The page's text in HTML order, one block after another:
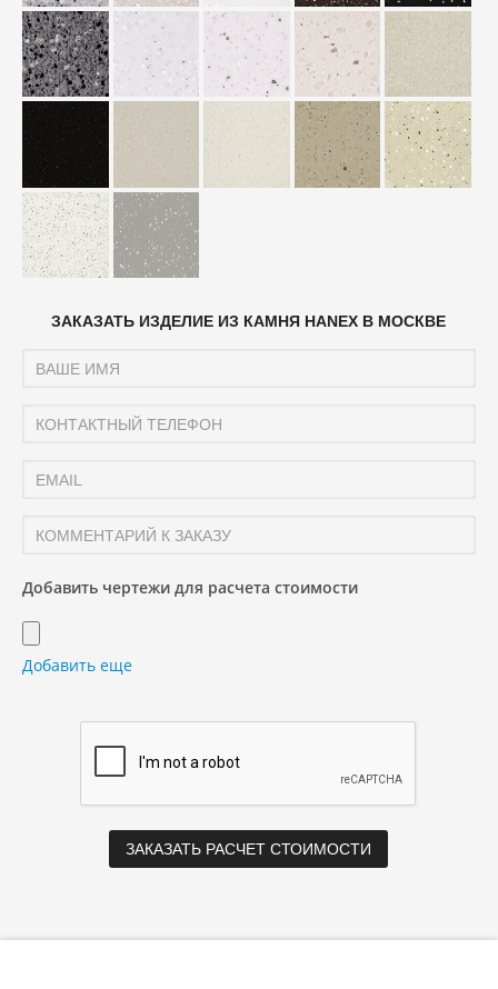
ЗАКАЗАТЬ ИЗДЕЛИЕ ИЗ КАМНЯ HANEX В МОСКВЕ
Добавить чертежи для расчета стоимости
Добавить еще